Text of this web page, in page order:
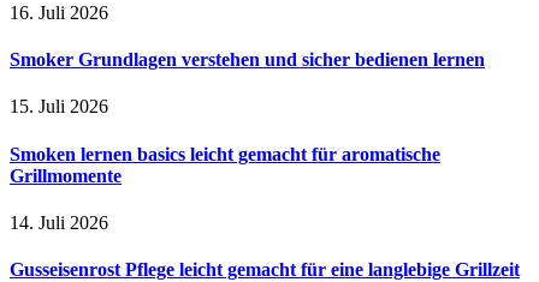
16. Juli 2026
Smoker Grundlagen verstehen und sicher bedienen lernen
15. Juli 2026
Smoken lernen basics leicht gemacht für aromatische
Grillmomente
14. Juli 2026
Gusseisenrost Pflege leicht gemacht für eine langlebige Grillzeit